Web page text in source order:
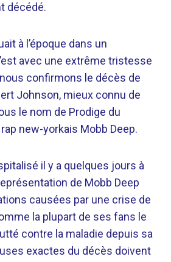
décédé.
à l’époque dans un
avec une extrême tristesse
confirmons le décès de
Johnson, mieux connu de
le nom de Prodige du
new-yorkais Mobb Deep.
il y a quelques jours à
de Mobb Deep
causées par une crise de
la plupart de ses fans le
contre la maladie depuis sa
exactes du décès doivent